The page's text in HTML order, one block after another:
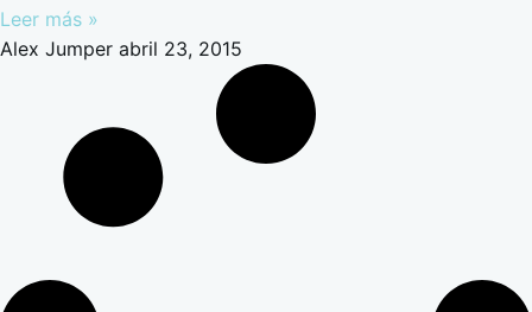
Leer más »
Alex Jumper abril 23, 2015